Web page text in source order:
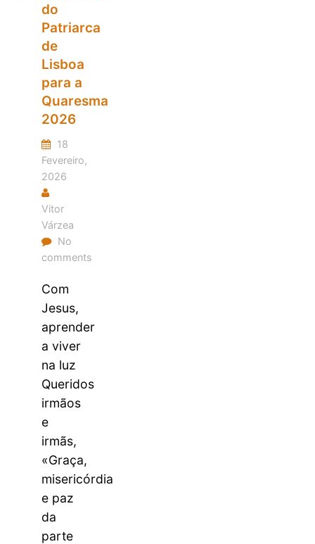
do
Patriarca
de
Lisboa
para a
Quaresma
2026
18
Fevereiro,
2026
Vitor
Várzea
No
comments
Com
Jesus,
aprender
a viver
na luz
Queridos
irmãos
e
irmãs,
«Graça,
misericórdia
e paz
da
parte